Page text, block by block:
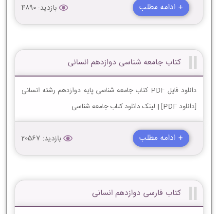
+ ادامه مطلب بازدید: 4890
کتاب جامعه شناسی دوازدهم انسانی
دانلود فایل PDF کتاب جامعه شناسی پایه دوازدهم رشته انسانی
[دانلود PDF] | لینک دانلود کتاب جامعه شناسی
+ ادامه مطلب بازدید: 20567
کتاب فارسی دوازدهم انسانی